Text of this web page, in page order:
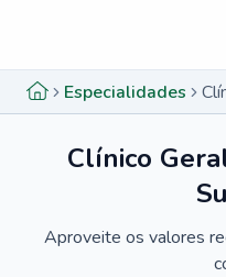
Especialidades
Clínico
Aproveite os valores